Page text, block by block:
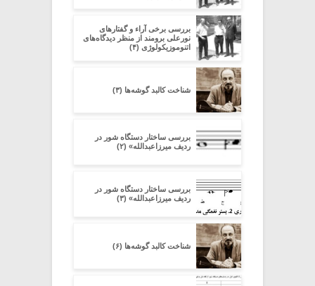
بررسی برخی آراء و گفتارهای
نورعلی برومند از منظر دیدگاه‌های
اتنوموزیکولوژی (۴)
شناخت کالبد گوشه‌ها (۳)
بررسی ساختار دستگاه شور در
ردیف میرزاعبدالله» (۲)
بررسی ساختار دستگاه شور در
ردیف میرزاعبدالله» (۳)
شناخت کالبد گوشه‌ها (۶)